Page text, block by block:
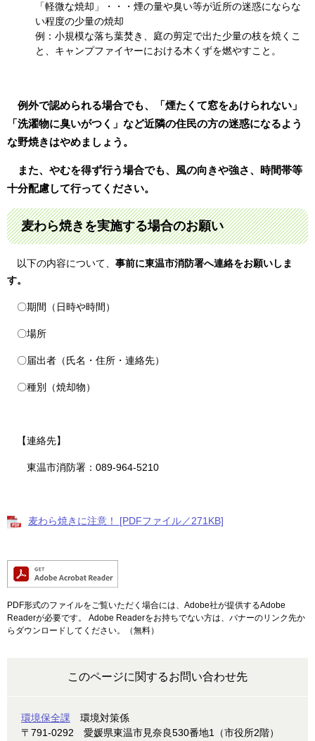
「軽微な焼却」・・・煙の量や臭い等が近所の迷惑にならな
い程度の少量の焼却
例：小規模な落ち葉焚き、庭の剪定で出た少量の枝を焼くこ
と、キャンプファイヤーにおける木くずを燃やすこと。
例外で認められる場合でも、「煙たくて窓をあけられない」
「洗濯物に臭いがつく」など近隣の住民の方の迷惑になるよう
な野焼きはやめましょう。
また、やむを得ず行う場合でも、風の向きや強さ、時間帯等
十分配慮して行ってください。
麦わら焼きを実施する場合のお願い
以下の内容について、 事前に東温市消防署へ連絡をお願いしま
す。
〇期間（日時や時間）
〇場所
〇届出者（氏名・住所・連絡先）
〇種別（焼却物）​
【連絡先】
東温市消防署：089-964-5210
麦わら焼きに注意！ [PDFファイル／271KB]
PDF形式のファイルをご覧いただく場合には、Adobe社が提供するAdobe
Readerが必要です。
Adobe Readerをお持ちでない方は、バナーのリンク先か
らダウンロードしてください。（無料）
このページに関するお問い合わせ先
環境保全課
環境対策係
〒791-0292
愛媛県東温市見奈良530番地1（市役所2階）